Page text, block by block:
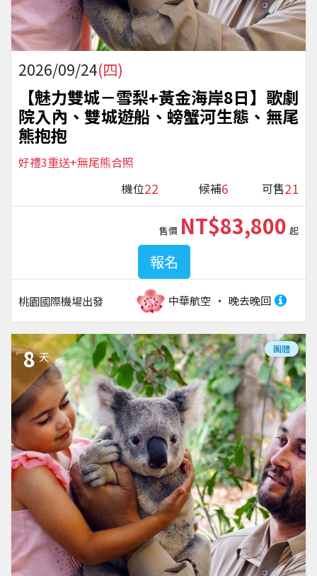
2026/09/24(四)
【魅力雙城－雪梨+黃金海岸8日】歌劇
院入內、雙城遊船、螃蟹河生態、無尾
熊抱抱
好禮3重送+無尾熊合照
機位22 候補6 可售21
桃園國際機場出發 中華航空 晚去晚回
售價 NT$83,800 起
報名
8 天
團體